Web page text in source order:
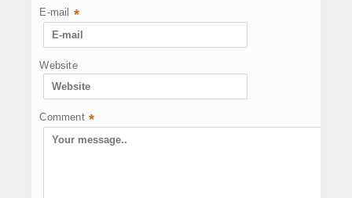
E-mail *
Website
Comment *